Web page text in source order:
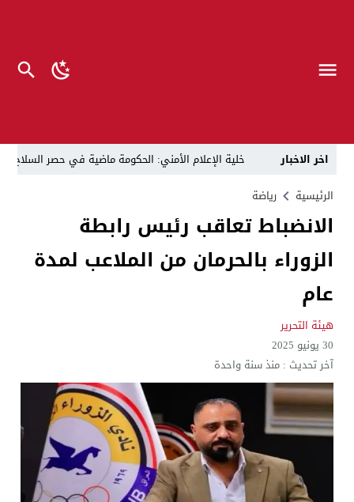
اخر الاخبار
خلية الإعلام الأمني: الحكومة ماضية في حصر السلاح
قراءة نقدية في مرثية الوصل للكاتب عباس
تحت عنوان “أقلام للمأجورين وسقوط في فخ الإفلاس
الرئيسية رياضة
الانضباط تعاقب رئيس رابطة
الزوراء بالحرمان من الملاعب لمدة
عام
هيئة التحرير
30 يونيو 2025
آخر تحديث :منذ سنة واحدة